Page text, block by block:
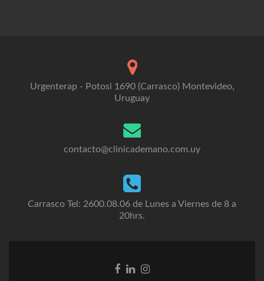
Urgenterap - Potosi 1690 (Carrasco) Montevideo,
Uruguay
contacto@clinicademano.com.uy
Carrasco Tel: 2600.08.06 de Lunes a Viernes de 8 a
20hrs.
Facebook
Linkedin
Instagram